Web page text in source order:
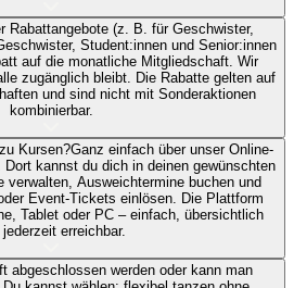
Rabattangebote (z. B. für Geschwister,
Student:innen und Senior:innen
auf die monatliche Mitgliedschaft. Wir
bleibt. Die Rabatte gelten auf
und sind nicht mit Sonderaktionen
kombinierbar.
Kursen?Ganz einfach über unser Online-
kannst du dich in deinen gewünschten
verwalten, Ausweichtermine buchen und
Tickets einlösen. Die Plattform
Tablet oder PC – einfach, übersichtlich
jederzeit erreichbar.
abgeschlossen werden oder kann man